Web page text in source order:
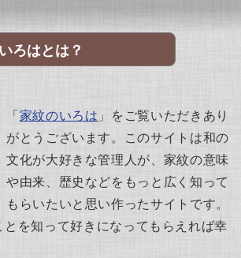
ろはとは？
「家紋のいろは 」をご覧いただきあり
がとうございます。このサイトは和の
文化が大好きな管理人が、家紋の意味
や由来、歴史などをもっと広く知って
もらいたいと思い作ったサイトです。
を知って好きになってもらえれば幸